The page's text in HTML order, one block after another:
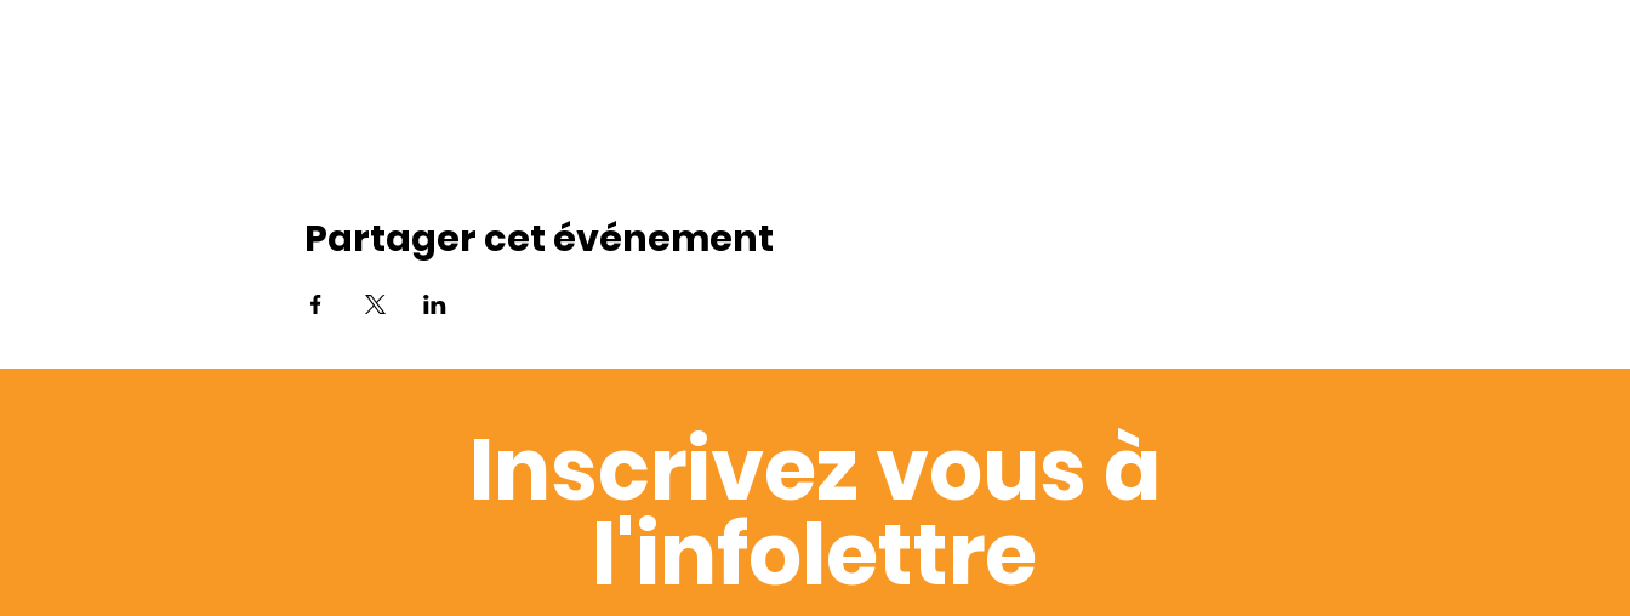
Partager cet événement
Inscrivez vous à
l'infolettre